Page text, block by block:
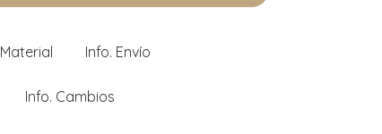
Material Info. Envío
Info. Cambios